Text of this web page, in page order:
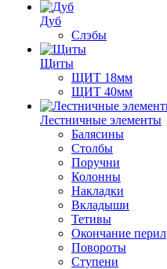
Дуб
Слэбы
Щиты
ЩИТ 18мм
ЩИТ 40мм
Лестничные элементы
Балясины
Столбы
Поручни
Колонны
Накладки
Вкладыши
Тетивы
Окончание перил
Повороты
Ступени